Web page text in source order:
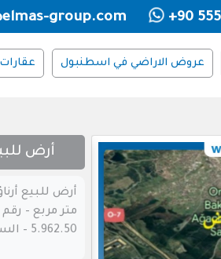
+90
group.com
عروض الاراضي في اسطنبول
أرض
5.962.50 – السعرالأجمالي: ₺ 6.928.425